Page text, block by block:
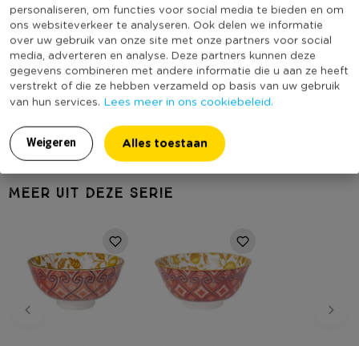
personaliseren, om functies voor social media te bieden en om
ons websiteverkeer te analyseren. Ook delen we informatie
over uw gebruik van onze site met onze partners voor social
media, adverteren en analyse. Deze partners kunnen deze
gegevens combineren met andere informatie die u aan ze heeft
verstrekt of die ze hebben verzameld op basis van uw gebruik
van hun services. Lees meer in ons cookiebeleid.
Weigeren Alles toestaan
Print
Figuren
Vorm
Rond
Met print
Ja
Vaatwasmachine bestendig
Ja
(Nog) geen score
bekend
MEER UIT DEZE SERIE